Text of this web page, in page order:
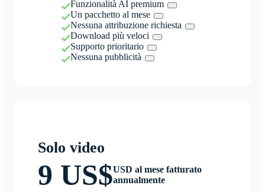
Funzionalità AI premium
Un pacchetto al mese
Nessuna attribuzione richiesta
Download più veloci
Supporto prioritario
Nessuna pubblicità
Solo video
9 US$USD al mese fatturato
annualmente